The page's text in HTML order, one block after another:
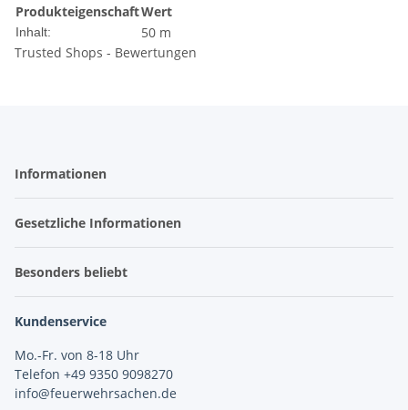
ProdukteigenschaftWert
Inhalt:
50 m
Trusted Shops - Bewertungen
Informationen
Gesetzliche Informationen
Besonders beliebt
Kundenservice
Mo.-Fr. von 8-18 Uhr
Telefon +49 9350 9098270
info@feuerwehrsachen.de